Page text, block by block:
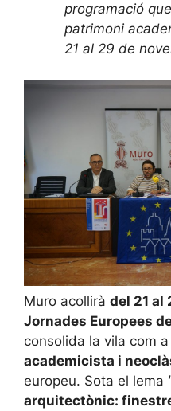
programació
patrimoni
21 al 29 de
Muro acollirà del 21 al
Jornades Europees
consolida la vila com a
academicista i
europeu. Sota el lema
arquitectònic: